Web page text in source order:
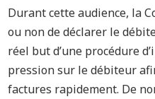
Durant cette audience, la
ou non de déclarer le
réel but d’une procédure
pression sur le débiteur
factures rapidement. De